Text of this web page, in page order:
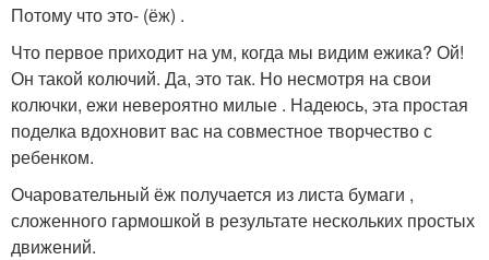
Потому что это- (ёж) .
Что первое приходит на ум, когда мы видим ежика? Ой!
Он такой колючий. Да, это так. Но несмотря на свои
колючки, ежи невероятно милые . Надеюсь, эта простая
поделка вдохновит вас на совместное творчество с
ребенком.
Очаровательный ёж получается из листа бумаги ,
сложенного гармошкой в результате нескольких простых
движений.